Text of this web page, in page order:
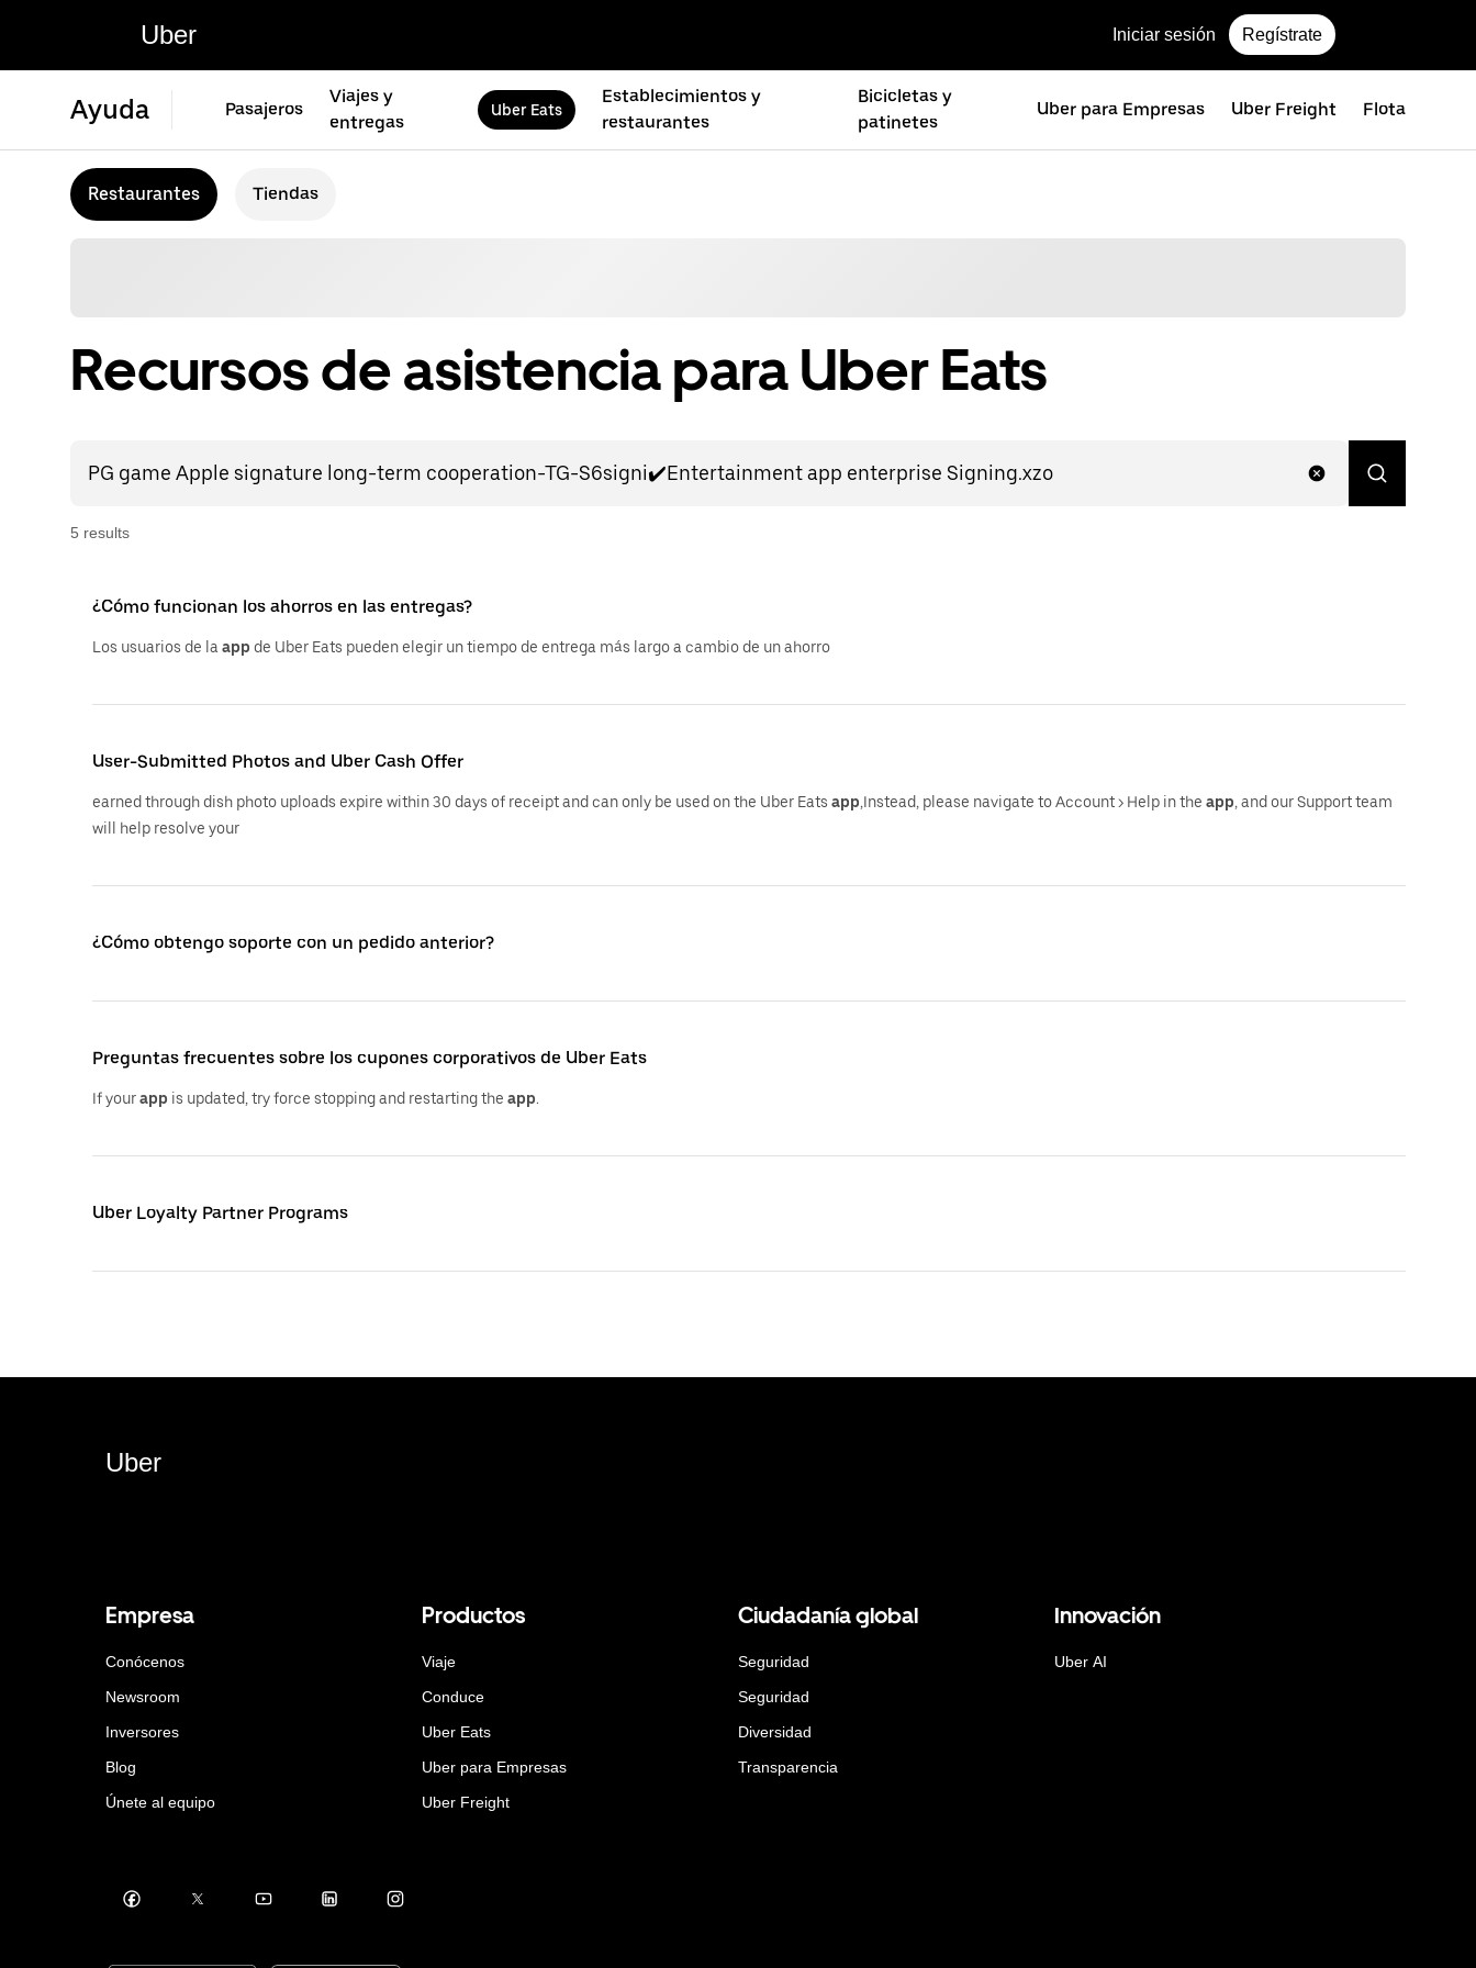
Uber Iniciar sesión Regístrate
Ayuda Pasajeros
Viajes y
entregas
Uber Eats
Establecimientos y
restaurantes
Bicicletas y
patinetes
Uber para Empresas Uber Freight Flota
Restaurantes Tiendas
Recursos de asistencia para Uber Eats
5 results
¿Cómo funcionan los ahorros en las entregas?
Los usuarios de la app de Uber Eats pueden elegir un tiempo de entrega más largo a cambio de un ahorro
User-Submitted Photos and Uber Cash Offer
earned through dish photo uploads expire within 30 days of receipt and can only be used on the Uber Eats app,Instead, please navigate to Account > Help in the app, and our Support team
will help resolve your
¿Cómo obtengo soporte con un pedido anterior?
Preguntas frecuentes sobre los cupones corporativos de Uber Eats
If yourapp is updated, try force stopping and restarting the app.
Uber Loyalty Partner Programs
Uber
Empresa
Conócenos
Newsroom
Inversores
Blog
Únete al equipo
Productos
Viaje
Conduce
Uber Eats
Uber para Empresas
Uber Freight
Ciudadanía global
Seguridad
Seguridad
Diversidad
Transparencia
Innovación
Uber AI